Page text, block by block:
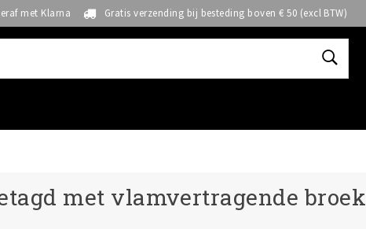
met Klarna Gratis verzending bij besteding boven € 50 (excl BTW)
met vlamvertragende broek